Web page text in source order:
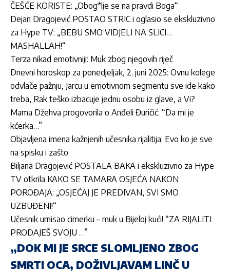
ČEŠĆE KORISTE: „Obog*lje se na pravdi Boga“
Dejan Dragojević POSTAO STRIC i oglasio se ekskluzivno
za Hype TV: „BEBU SMO VIDJELI NA SLICI…
MASHALLAH!“
Terza nikad emotivniji: Muk zbog njegovih riječ
Dnevni horoskop za ponedjeljak, 2. juni 2025: Ovnu kolege
odvlače pažnju, Jarcu u emotivnom segmentu sve ide kako
treba, Rak teško izbacuje jednu osobu iz glave, a Vi?
Mama Džehva progovorila o Anđeli Đuričić: “Da mi je
kćerka…”
Objavljena imena kažnjenih učesnika rijalitija: Evo ko je sve
na spisku i zašto
Biljana Dragojević POSTALA BAKA i ekskluzivno za Hype
TV otkrila KAKO SE TAMARA OSJEĆA NAKON
POROĐAJA: „OSJEĆAJ JE PREDIVAN, SVI SMO
UZBUĐENI!“
Učesnik urnisao cimerku – muk u Bijeloj kući! “ZA RIJALITI
PRODAJEŠ SVOJU …”
„DOK MI JE SRCE SLOMLJENO ZBOG
SMRTI OCA, DOŽIVLJAVAM LINČ U